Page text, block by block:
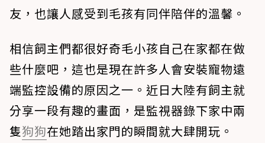
友，也讓人感受到毛孩有同伴陪伴的溫馨。
相信飼主們都很好奇毛小孩自己在家都在做
些什麼吧，這也是現在許多人會安裝寵物遠
端監控設備的原因之一。近日大陸有飼主就
分享一段有趣的畫面，是監視器錄下家中兩
隻狗狗在她踏出家門的瞬間就大肆開玩。